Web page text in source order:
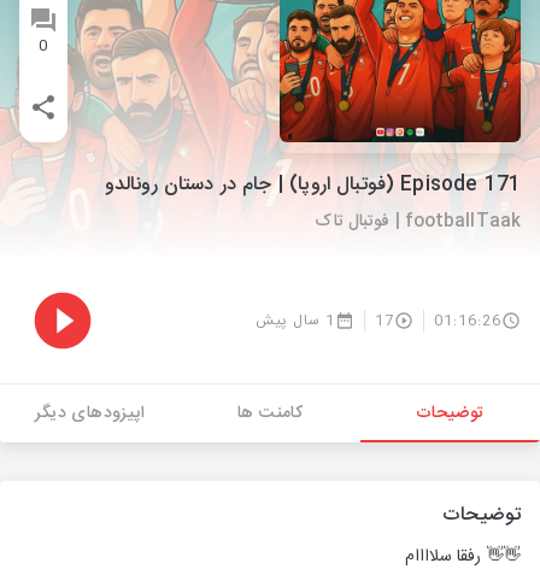
0
Episode 171 (فوتبال اروپا) | جام در دستان رونالدو
footballTaak | فوتبال تاک
01:16:26
17 1 سال پیش
توضیحات کامنت ها اپیزودهای دیگر
توضیحات
👋👋 رفقا سلاااام